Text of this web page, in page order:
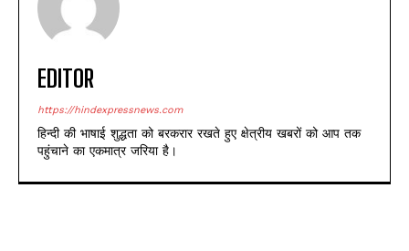
EDITOR
https://hindexpressnews.com
हिन्दी की भाषाई शुद्धता को बरकरार रखते हुए क्षेत्रीय खबरों को आप तक
पहुंचाने का एकमात्र जरिया है।